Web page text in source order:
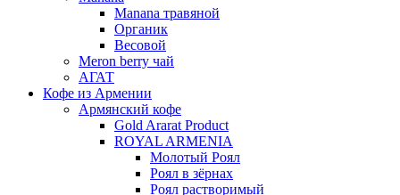
Manana травяной
Органик
Весовой
Meron berry чай
АГАТ
Кофе из Армении
Армянский кофе
Gold Ararat Product
ROYAL ARMENIA
Молотый Роял
Роял в зёрнах
Роял растворимый